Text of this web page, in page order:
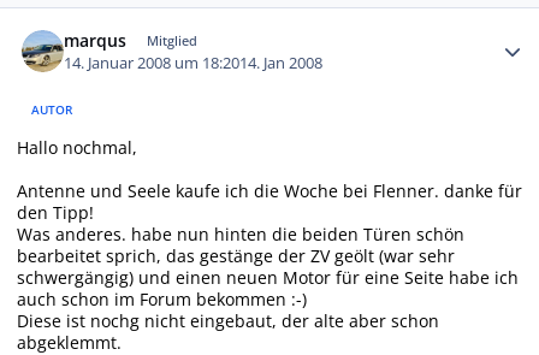
marqus Mitglied
14. Januar 2008 um 18:2014. Jan 2008
AUTOR
Hallo nochmal,
Antenne und Seele kaufe ich die Woche bei Flenner. danke für
den Tipp!
Was anderes. habe nun hinten die beiden Türen schön
bearbeitet sprich, das gestänge der ZV geölt (war sehr
schwergängig) und einen neuen Motor für eine Seite habe ich
auch schon im Forum bekommen :-)
Diese ist nochg nicht eingebaut, der alte aber schon
abgeklemmt.